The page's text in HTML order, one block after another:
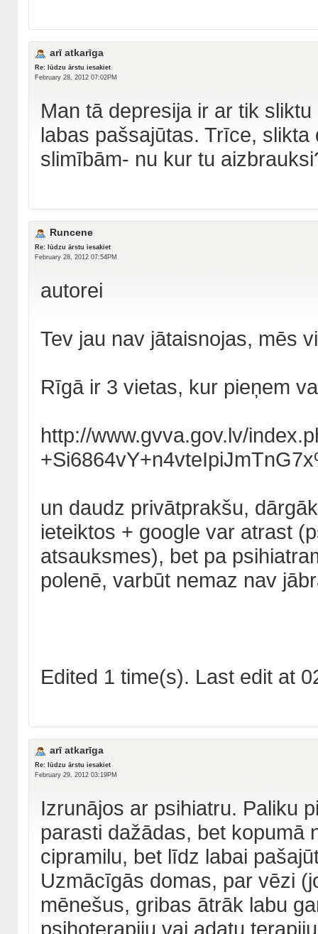
arī atkarīga
Re: lūdzu ārstu iesakiet
February 28, 2012 07:02PM
Man tā depresija ir ar tik
labas pašsajūtas. Trīce,
slimībām- nu kur tu
Runcene
Re: lūdzu ārstu iesakiet
February 28, 2012 07:54PM
autorei
Tev jau nav jātaisnojas, mēs
Rīgā ir 3 vietas, kur pieņem
http://www.gvva.gov.lv/
un daudz privātprakšu,
ieteiktos + google var atrast
atsauksmes), bet pa
polenē, varbūt nemaz nav
Edited 1 time(s). Last edit at
arī atkarīga
Re: lūdzu ārstu iesakiet
February 29, 2012 03:19PM
Izrunājos ar psihiatru. Paliku
parasti dažādas, bet kopumā
cipramilu, bet līdz labai
Uzmācīgās domas, par vēzi
mēnešus, gribas ātrāk labu
psihoterapiju vai adatu